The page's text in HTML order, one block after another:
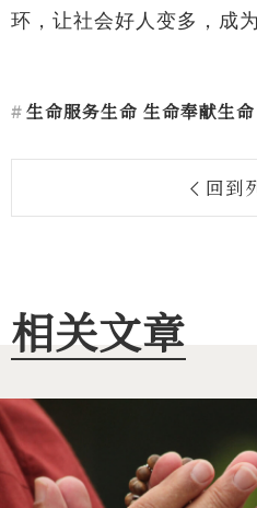
环，让社会好人变多，成
生命服务生命 生命奉献生命
回到
相关文章